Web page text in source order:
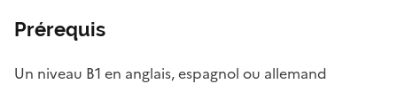
Prérequis
Un niveau B1 en anglais, espagnol ou allemand